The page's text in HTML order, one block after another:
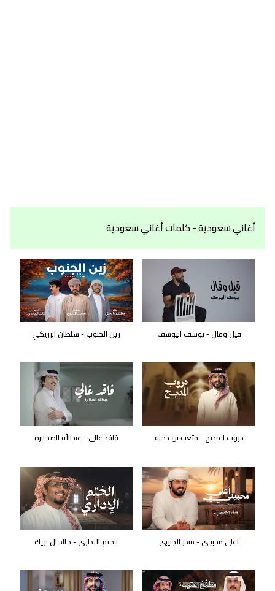
أغاني سعودية - كلمات أغاني سعودية
قيل وقال - يوسف اليوسف زين الجنوب - سلطان البريكي
دروب المديح - متعب بن دخنه فاقد غالي - عبدالله الصخابره
اغلى محبيني - منذر الجنيبي الختم الاداري - خالد ال بريك